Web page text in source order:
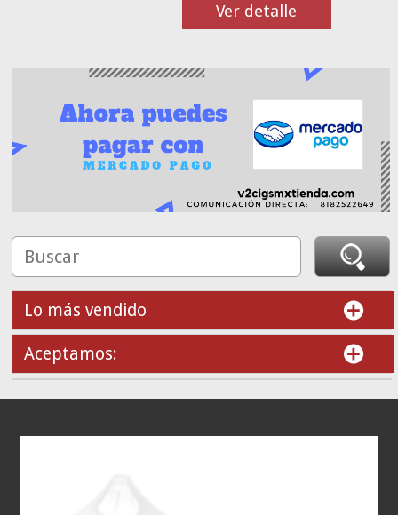
Ver detalle
Lo más vendido
Aceptamos: